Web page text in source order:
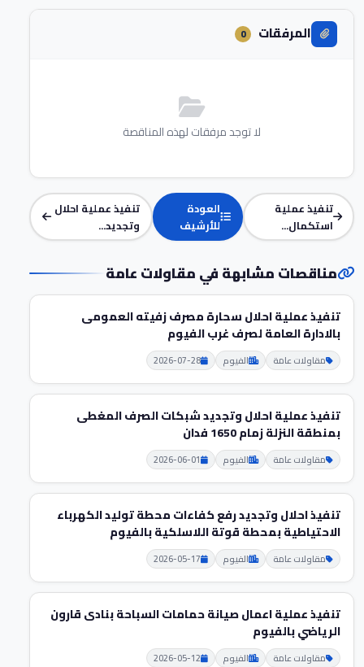
المرفقات 0
لا توجد مرفقات لهذه المناقصة
تنفيذ عملية
استكمال...
العودة
للأرشيف
تنفيذ عملية احلال
وتجديد...
مناقصات مشابهة في مقاولات عامة
تنفيذ عملية احلال سحارة مصرف زفيته العمومى
بالادارة العامة لصرف غرب الفيوم
مقاولات عامة الفيوم 2026-07-28
تنفيذ عملية احلال وتجديد شبكات الصرف المغطى
بمنطقة النزلة زمام 1650 فدان
مقاولات عامة الفيوم 2026-06-01
تنفيذ احلال وتجديد رفع كفاءات محطة توليد الكهرباء
الاحتياطية بمحطة قوتة اللاسلكية بالفيوم
مقاولات عامة الفيوم 2026-05-17
تنفيذ عملية اعمال صيانة حمامات السباحة بنادی قارون
الرياضي بالفيوم
مقاولات عامة الفيوم 2026-05-12